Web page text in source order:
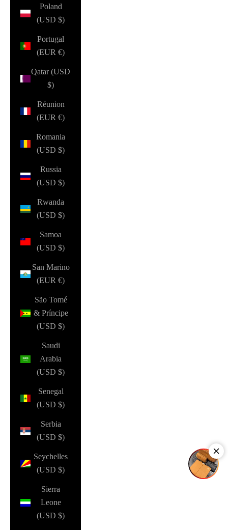
Poland
(USD $)
Portugal
(EUR €)
Qatar (USD
$)
Réunion
(EUR €)
Romania
(USD $)
Russia
(USD $)
Rwanda
(USD $)
Samoa
(USD $)
San Marino
(EUR €)
São Tomé
& Príncipe
(USD $)
Saudi
Arabia
(USD $)
Senegal
(USD $)
Serbia
(USD $)
Seychelles
(USD $)
Sierra
Leone
(USD $)